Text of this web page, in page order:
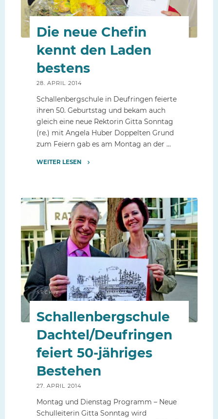
ARCHIV
Die neue Chefin
kennt den Laden
bestens
28. APRIL 2014
Schallenbergschule in Deufringen feierte
ihren 50. Geburtstag und bekam auch
gleich eine neue Rektorin Gitta Sonntag
(re.) mit Angela Huber Doppelten Grund
zum Feiern gab es am Montag an der …
WEITER LESEN
kennt
Laden
bestens"
ARCHIV
Schallenbergschule
Dachtel/Deufringen
feiert 50-jähriges
Bestehen
27. APRIL 2014
Montag und Dienstag Programm – Neue
Schulleiterin Gitta Sonntag wird